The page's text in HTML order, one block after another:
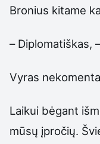
Bronius kitame
– Diplomatiškas,
Vyras
Laikui bėgant
mūsų įpročių.